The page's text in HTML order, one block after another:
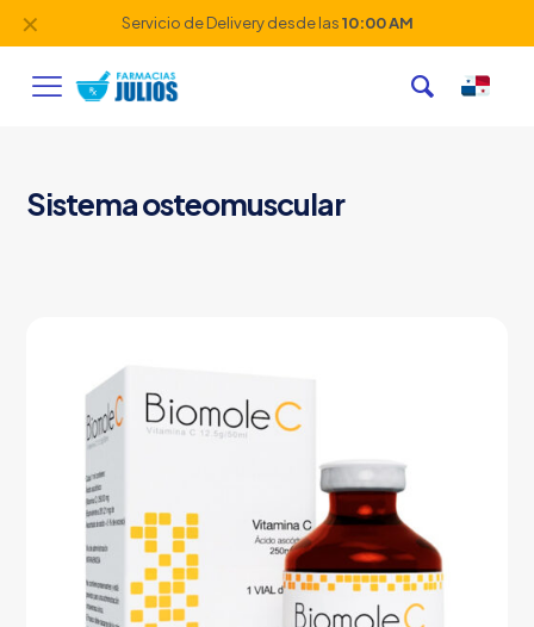
Servicio de Delivery desde las10:00 AM
✕
Sistema osteomuscular